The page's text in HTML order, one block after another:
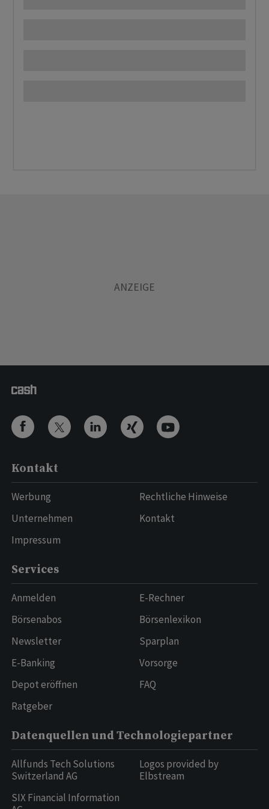
Kontakt
Werbung
Unternehmen
Impressum
Rechtliche Hinweise
Kontakt
Services
Anmelden
Börsenabos
Newsletter
E-Banking
Depot eröffnen
Ratgeber
E-Rechner
Börsenlexikon
Sparplan
Vorsorge
FAQ
Datenquellen und Technologiepartner
Allfunds Tech Solutions
Switzerland AG
SIX Financial Information
Logos provided by
Elbstream